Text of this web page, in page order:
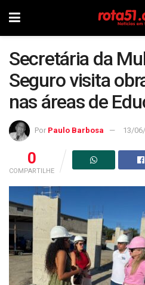
Secretária da
Seguro visita
nas áreas de
Por Paulo Barbosa 13/
0
COMPARTILHE